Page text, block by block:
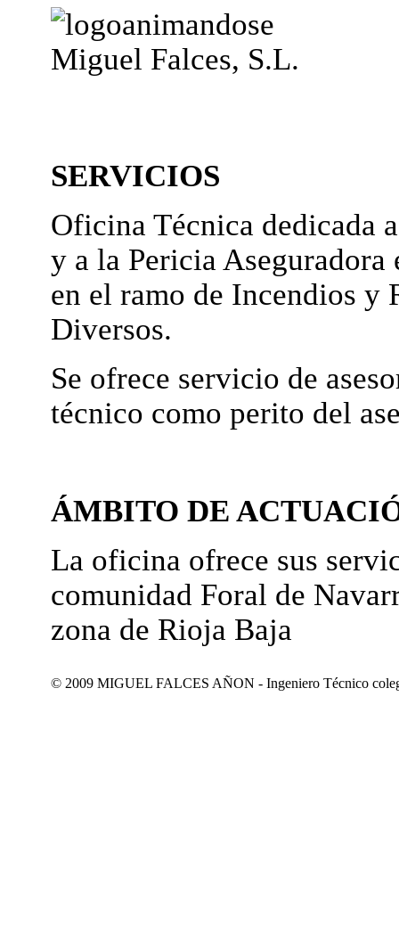
Miguel Falces, S.L.
SERVICIOS
Oficina Técnica dedicada
y a la Pericia Aseguradora
en el ramo de Incendios y
Diversos.
Se ofrece servicio de
técnico como perito del
ÁMBITO DE
La oficina ofrece sus
comunidad Foral de
zona de Rioja Baja
© 2009 MIGUEL FALCES AÑON - Ingeniero Técnico